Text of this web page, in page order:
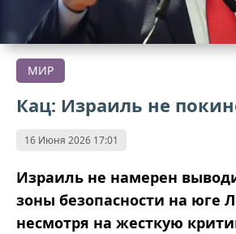
МИР
Кац: Израиль не
16 Июня 2026 17:01
Израиль не намерен
зоны безопасности на юге
несмотря на жесткую